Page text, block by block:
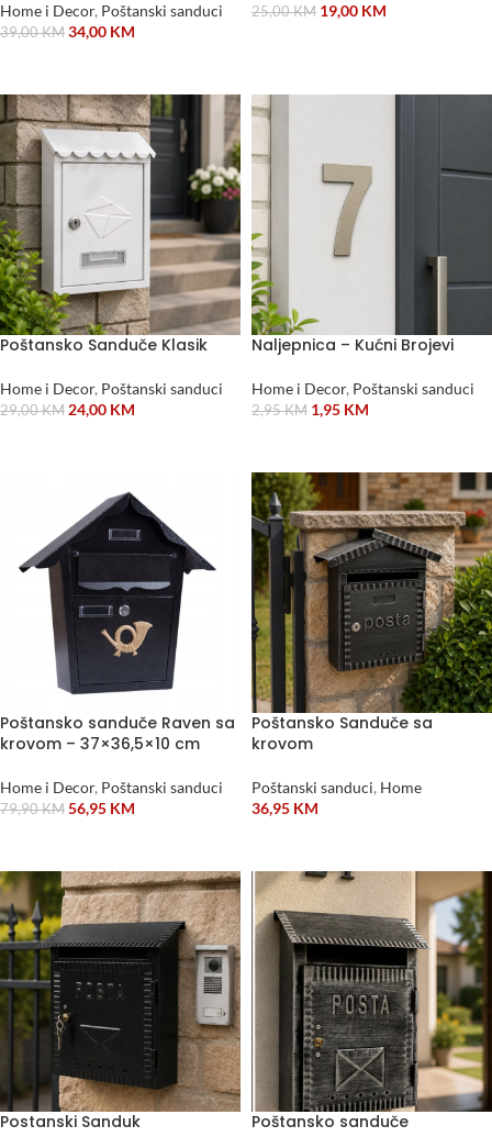
Home i Decor, Poštanski sanduci
39,00KM 34,00 KM
25,00KM 19,00 KM
Poštansko Sanduče Klasik
Home i Decor, Poštanski sanduci
29,00KM 24,00 KM
Naljepnica – Kućni Brojevi
Home i Decor, Poštanski sanduci
2,95KM 1,95 KM
Poštansko sanduče Raven sa
krovom – 37×36,5×10 cm
Home i Decor, Poštanski sanduci
79,90KM 56,95 KM
Poštansko Sanduče sa
krovom
Poštanski sanduci, Home
36,95 KM
Postanski Sanduk Poštansko sanduče